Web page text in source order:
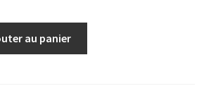
au panier